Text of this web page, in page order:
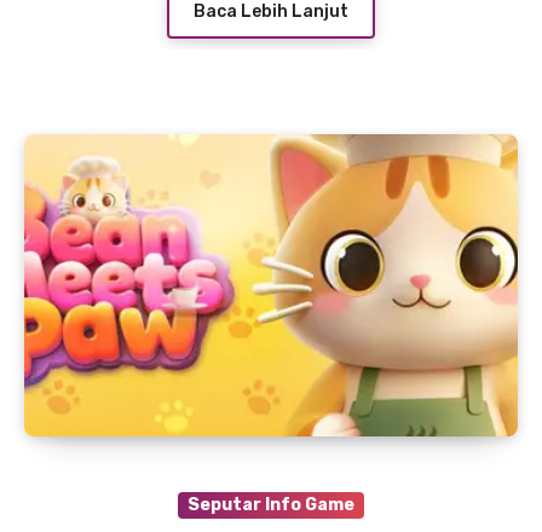
Baca Lebih Lanjut
Seputar Info Game